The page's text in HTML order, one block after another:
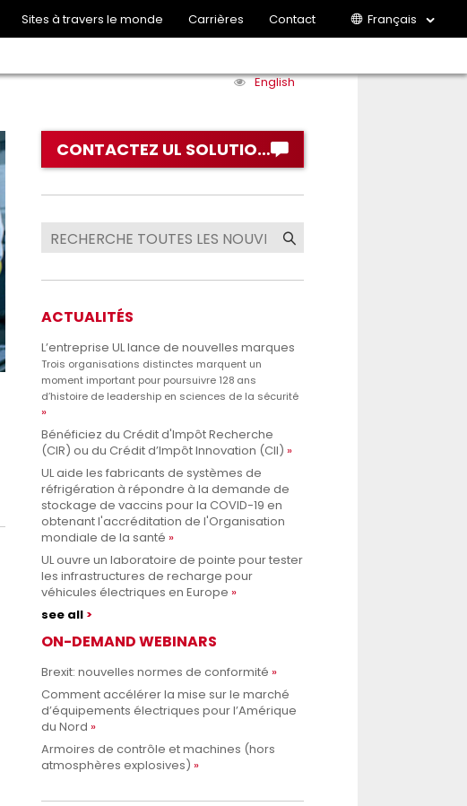
Sites à travers le monde Carrières Contact Français
English
CONTACTEZ UL SOLUTIONS
ACTUALITÉS
L’entreprise UL lance de nouvelles marques
Trois organisations distinctes marquent un
moment important pour poursuivre 128 ans
d’histoire de leadership en sciences de la sécurité
Bénéficiez du Crédit d'Impôt Recherche
(CIR) ou du Crédit d’Impôt Innovation (CII)
UL aide les fabricants de systèmes de
réfrigération à répondre à la demande de
stockage de vaccins pour la COVID-19 en
obtenant l'accréditation de l'Organisation
mondiale de la santé
UL ouvre un laboratoire de pointe pour tester
les infrastructures de recharge pour
véhicules électriques en Europe
see all
ON-DEMAND WEBINARS
Brexit: nouvelles normes de conformité
Comment accélérer la mise sur le marché
d’équipements électriques pour l’Amérique
du Nord
Armoires de contrôle et machines (hors
atmosphères explosives)